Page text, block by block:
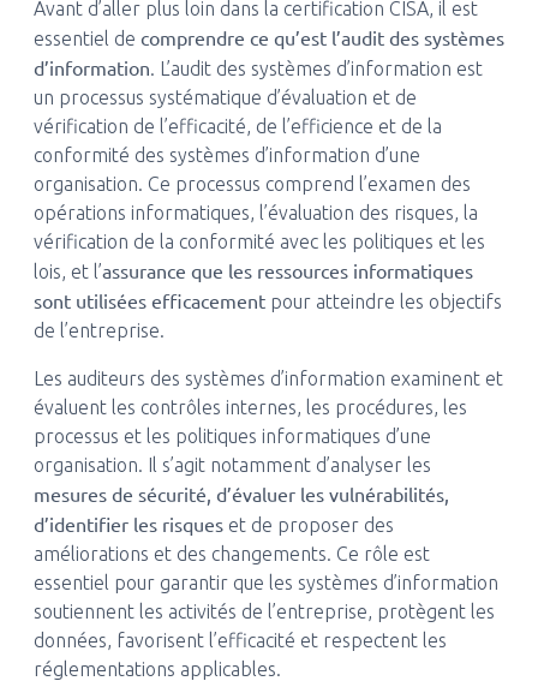
Avant d’aller plus loin dans la certification CISA, il est
essentiel de comprendre ce qu’est l’audit des systèmes
d’information. L’audit des systèmes d’information est
un processus systématique d’évaluation et de
vérification de l’efficacité, de l’efficience et de la
conformité des systèmes d’information d’une
organisation. Ce processus comprend l’examen des
opérations informatiques, l’évaluation des risques, la
vérification de la conformité avec les politiques et les
lois, et l’assurance que les ressources informatiques
sont utilisées efficacementpour atteindre les objectifs
de l’entreprise.
Les auditeurs des systèmes d’information examinent et
évaluent les contrôles internes, les procédures, les
processus et les politiques informatiques d’une
organisation. Il s’agit notamment d’analyser les
mesures de sécurité, d’évaluer les vulnérabilités,
d’identifier les risqueset de proposer des
améliorations et des changements. Ce rôle est
essentiel pour garantir que les systèmes d’information
soutiennent les activités de l’entreprise, protègent les
données, favorisent l’efficacité et respectent les
réglementations applicables.